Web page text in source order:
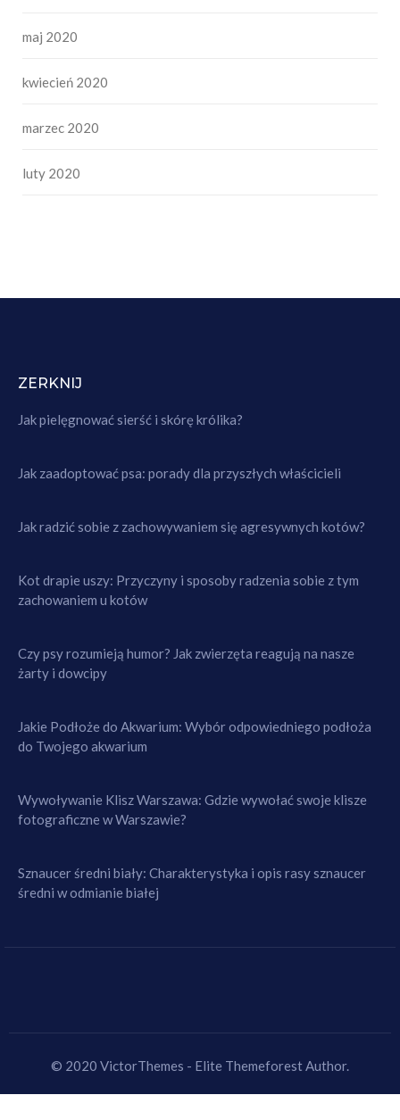
maj 2020
kwiecień 2020
marzec 2020
luty 2020
ZERKNIJ
Jak pielęgnować sierść i skórę królika?
Jak zaadoptować psa: porady dla przyszłych właścicieli
Jak radzić sobie z zachowywaniem się agresywnych kotów?
Kot drapie uszy: Przyczyny i sposoby radzenia sobie z tym
zachowaniem u kotów
Czy psy rozumieją humor? Jak zwierzęta reagują na nasze
żarty i dowcipy
Jakie Podłoże do Akwarium: Wybór odpowiedniego podłoża
do Twojego akwarium
Wywoływanie Klisz Warszawa: Gdzie wywołać swoje klisze
fotograficzne w Warszawie?
Sznaucer średni biały: Charakterystyka i opis rasy sznaucer
średni w odmianie białej
© 2020 VictorThemes - Elite Themeforest Author.